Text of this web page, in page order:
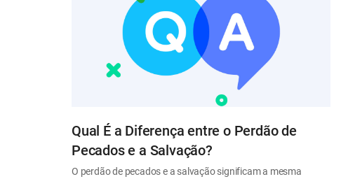
Qual É a Diferença entre o Perdão de
Pecados e a Salvação?
O perdão de pecados e a salvação significam a mesma